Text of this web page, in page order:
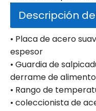
Descripción
• Placa de acero
espesor
• Guardia de
derrame de
• Rango de
• coleccionista de